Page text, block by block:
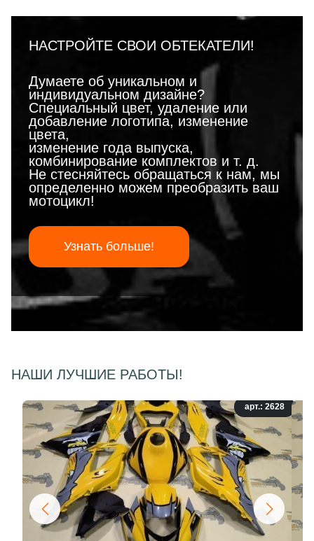
НАСТРОЙТЕ СВОИ ОБТЕКАТЕЛИ!
Думаете об уникальном и
индивидуальном дизайне?
Специальный цвет, удаление или
добавление логотипа, изменение
цвета,
изменение года выпуска,
комбинирование комплектов и т. д.
Не стесняйтесь обращаться к нам, мы
определенно можем преобразить ваш
мотоцикл!
Узнать больше!
НАШИ ЛУЧШИЕ РАБОТЫ!
арт.: 2628